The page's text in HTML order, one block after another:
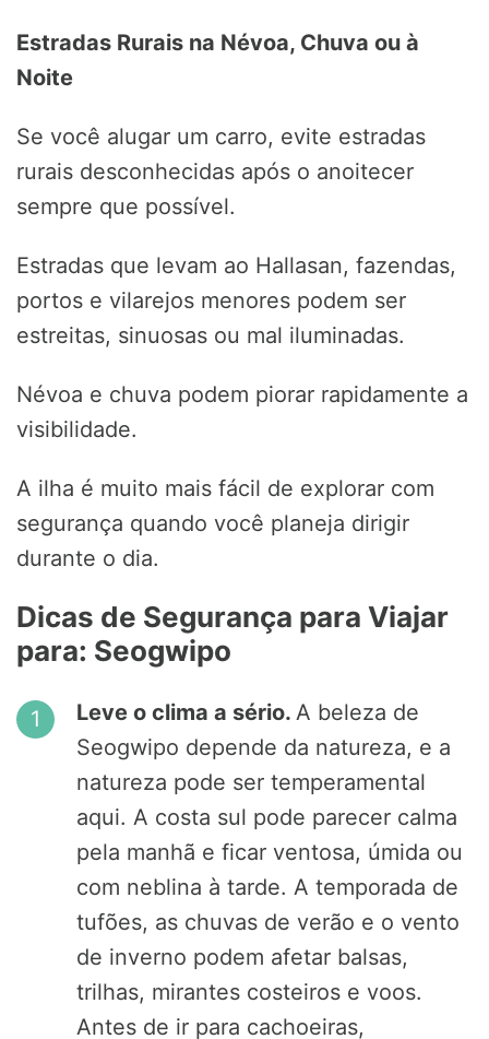
Estradas Rurais na Névoa, Chuva ou à
Noite
Se você alugar um carro, evite estradas
rurais desconhecidas após o anoitecer
sempre que possível.
Estradas que levam ao Hallasan, fazendas,
portos e vilarejos menores podem ser
estreitas, sinuosas ou mal iluminadas.
Névoa e chuva podem piorar rapidamente a
visibilidade.
A ilha é muito mais fácil de explorar com
segurança quando você planeja dirigir
durante o dia.
Dicas de Segurança para Viajar
para: Seogwipo
Leve o clima a sério. A beleza de
Seogwipo depende da natureza, e a
natureza pode ser temperamental
aqui. A costa sul pode parecer calma
pela manhã e ficar ventosa, úmida ou
com neblina à tarde. A temporada de
tufões, as chuvas de verão e o vento
de inverno podem afetar balsas,
trilhas, mirantes costeiros e voos.
Antes de ir para cachoeiras,